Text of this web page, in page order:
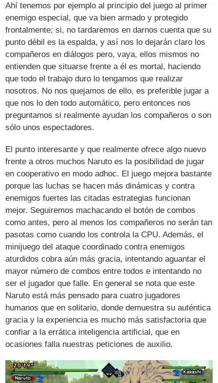
Ahí tenemos por ejemplo al principio del juego al primer
enemigo especial, que va bien armado y protegido
frontalmente; si, no tardaremos en darnos cuenta que su
punto débil es la espalda, y así nos lo dejarán claro los
compañeros en diálogos pero, vaya, ellos mismos no
entienden que situarse frente a él es mortal, haciendo
que todo el trabajo duro lo tengamos que realizar
nosotros. No nos quejamos de ello, es preferible jugar a
que nos lo den todo automático, pero entonces nos
preguntamos si realmente ayudan los compañeros o son
sólo unos espectadores.
El punto interesante y que realmente ofrece algo nuevo
frente a otros muchos Naruto es la posibilidad de jugar
en cooperativo en modo adhoc. El juego mejora bastante
porque las luchas se hacen más dinámicas y contra
enemigos fuertes las citadas estrategias funcionan
mejor. Seguiremos machacando el botón de combos
como antes, pero al menos los compañeros no serán tan
pasotas como cuando los controla la CPU. Además, el
minijuego del ataque coordinado contra enemigos
aturdidos cobra aún más gracia, intentando aguantar el
mayor número de combos entre todos e intentando no
ser el jugador que falle. En general se nota que este
Naruto está más pensado para cuatro jugadores
humanos que en solitario, donde demuestra su auténtica
gracia y la experiencia es mucho más satisfactoria que
confiar a la errática inteligencia artificial, que en
ocasiones falla nuestras peticiones de auxilio.